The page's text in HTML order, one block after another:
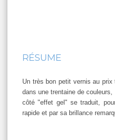
RÉSUME
Un très bon petit vernis au
dans une trentaine de
côté "effet gel" se traduit,
rapide et par sa brillance